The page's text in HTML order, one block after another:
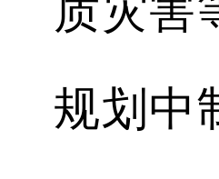
质灾害
规划中